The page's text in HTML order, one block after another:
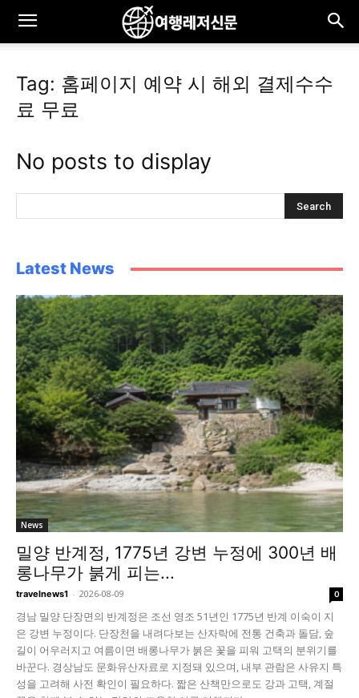
Tag: 홈페이지 예약 시 해외 결제수수
료 무료
No posts to display
Latest News
News
밀양 반계정, 1775년 강변 누정에 300년 배
롱나무가 붉게 피는...
travelnews1 - 2026-08-09 0
경남 밀양 단장면의 반계정은 조선 영조 51년인 1775년 반계 이숙이 지
은 강변 누정이다. 단장천을 내려다보는 산자락에 전통 건축과 돌담, 숲
길이 어우러지고 여름이면 배롱나무가 붉은 꽃을 피워 고택의 분위기를
바꾼다. 경상남도 문화유산자료로 지정돼 있으며, 내부 관람은 사유지 특
성을 고려해 사전 확인이 필요하다. 짧은 산책만으로도 강과 고택, 계절